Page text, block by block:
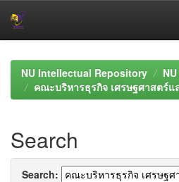
navigationNU Intellectual Repository
คณะบริหารธุรกิจ เศรษฐศาสตร์แ
Search
Search: